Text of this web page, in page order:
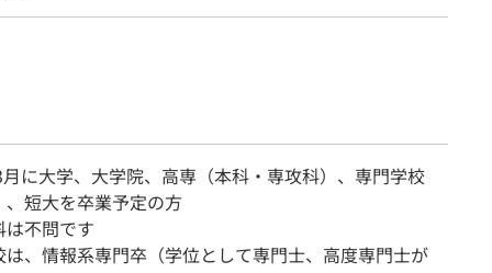
に大学、大学院、高専（本科・専攻科）、専門学校
、短大を卒業予定の方
不問です
、情報系専門卒（学位として専門士、高度専門士が